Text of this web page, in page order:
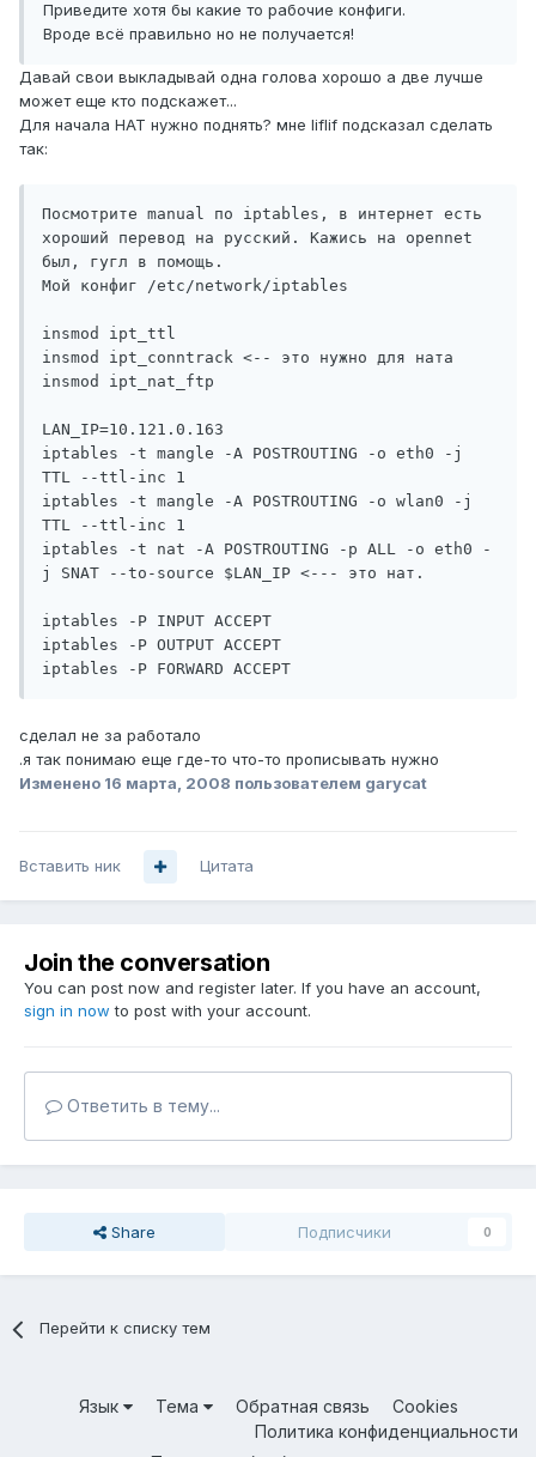
Приведите хотя бы какие то рабочие конфиги.
Вроде всё правильно но не получается!
Давай свои выкладывай одна голова хорошо а две лучше
может еще кто подскажет...
Для начала НАТ нужно поднять? мне liflif подсказал сделать
так:
Посмотрите manual по iptables, в интернет есть
хороший перевод на русский. Кажись на opennet
был, гугл в помощь.
Мой конфиг /etc/network/iptables
insmod ipt_ttl
insmod ipt_conntrack <-- это нужно для ната
insmod ipt_nat_ftp
LAN_IP=10.121.0.163
iptables -t mangle -A POSTROUTING -o eth0 -j
TTL --ttl-inc 1
iptables -t mangle -A POSTROUTING -o wlan0 -j
TTL --ttl-inc 1
iptables -t nat -A POSTROUTING -p ALL -o eth0 -
j SNAT --to-source $LAN_IP <--- это нат.
iptables -P INPUT ACCEPT
iptables -P OUTPUT ACCEPT
iptables -P FORWARD ACCEPT
сделал не за работало
.я так понимаю еще где-то что-то прописывать нужно
Изменено 16 марта, 2008 пользователем garycat
Вставить ник Цитата
Join the conversation
You can post now and register later. If you have an account,
sign in now to post with your account.
Ответить в тему...
Share Подписчики 0
Перейти к списку тем
Язык Тема Обратная связь
Cookies
Политика конфиденциальности